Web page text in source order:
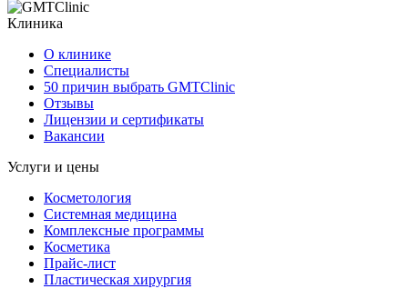
Клиника
О клинике
Специалисты
50 причин выбрать GMTClinic
Отзывы
Лицензии и сертификаты
Вакансии
Услуги и цены
Косметология
Системная медицина
Комплексные программы
Косметика
Прайс-лист
Пластическая хирургия